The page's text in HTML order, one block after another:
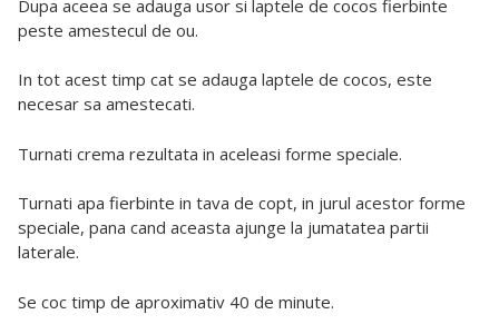
Dupa aceea se adauga usor si laptele de cocos fierbinte
peste amestecul de ou.
In tot acest timp cat se adauga laptele de cocos, este
necesar sa amestecati.
Turnati crema rezultata in aceleasi forme speciale.
Turnati apa fierbinte in tava de copt, in jurul acestor forme
speciale, pana cand aceasta ajunge la jumatatea partii
laterale.
Se coc timp de aproximativ 40 de minute.